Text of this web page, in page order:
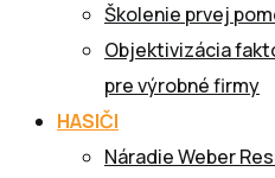
Školenie prvej
Objektivizácia
pre výrobné firmy
HASIČI
Náradie Weber